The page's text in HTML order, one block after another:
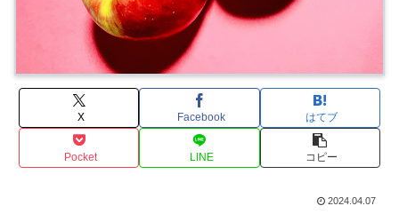
X Facebook はてブ
Pocket LINE コピー
2024.04.07